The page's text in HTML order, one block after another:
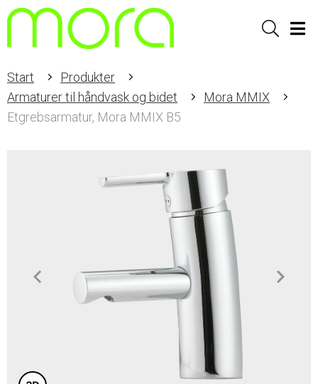
Sök
Start
Produkter
Armaturer til håndvask og bidet
Mora MMIX
Etgrebsarmatur, Mora MMIX B5